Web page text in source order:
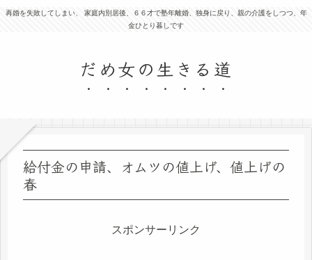
再婚を失敗してしまい、 家庭内別居後、６６才で塾年離婚、独身に戻り、親の介護をしつつ、年
金ひとり暮しです
だめ女の生きる道
給付金の申請、オムツの値上げ、値上げの
春
スポンサーリンク